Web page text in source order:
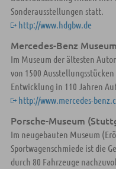
Sonderausstellungen statt.
http://www.hdgbw.de
Mercedes-Benz
Im Museum der ältesten
von 1500
Entwicklung in 110 Jahren
http://www.mercedes-
Porsche-Museum
Im neugebauten Museum
Sportwagenschmiede ist die
durch 80 Fahrzeuge